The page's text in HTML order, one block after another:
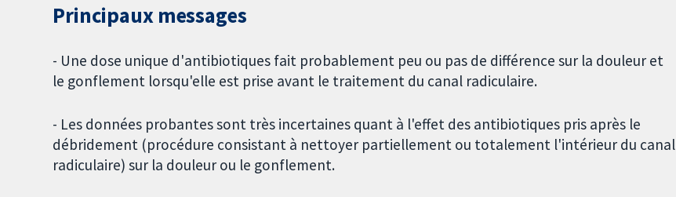
Principaux messages
- Une dose unique d'antibiotiques fait probablement peu ou pas de différence sur la douleur et
le gonflement lorsqu'elle est prise avant le traitement du canal radiculaire.
- Les données probantes sont très incertaines quant à l'effet des antibiotiques pris après le
débridement (procédure consistant à nettoyer partiellement ou totalement l'intérieur du canal
radiculaire) sur la douleur ou le gonflement.